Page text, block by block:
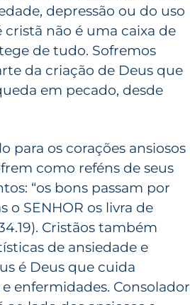
depressão ou do uso
cristã não é uma caixa de
de tudo. Sofremos
da criação de Deus que
em pecado, desde
para os corações ansiosos
como reféns de seus
“os bons passam por
o SENHOR os livra de
Cristãos também
de ansiedade e
é Deus que cuida
enfermidades. Consolador